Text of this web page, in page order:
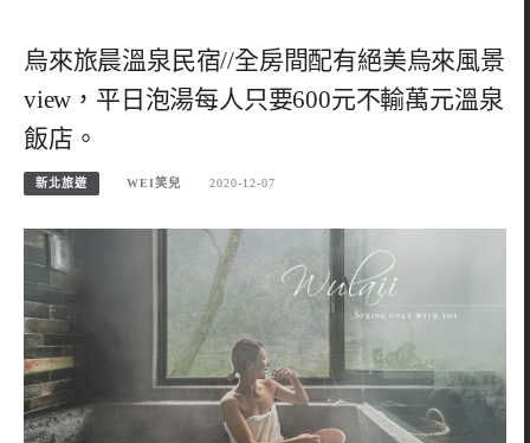
烏來旅晨溫泉民宿//全房間配有絕美烏來風景
view，平日泡湯每人只要600元不輸萬元溫泉
飯店。
新北旅遊 WEI笑兒 2020-12-07